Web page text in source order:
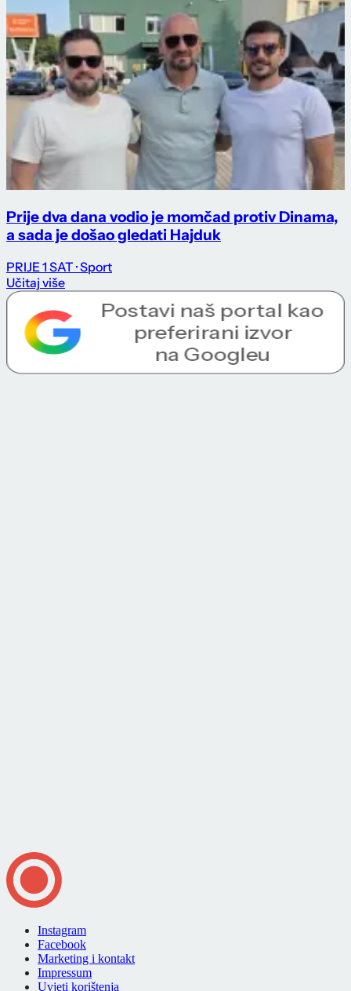
Prije dva dana vodio je momčad protiv Dinama,
a sada je došao gledati Hajduk
PRIJE 1 SAT · Sport
Učitaj više
Instagram
Facebook
Marketing i kontakt
Impressum
Uvjeti korištenja